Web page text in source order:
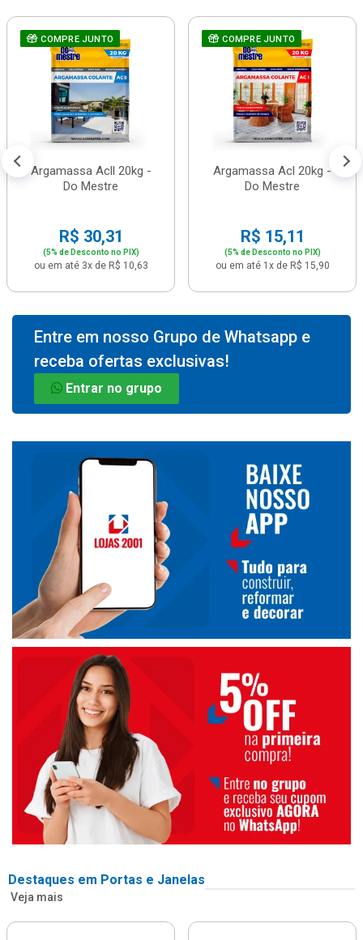
COMPRE JUNTO
Argamassa Acll 20kg -
Do Mestre
R$ 30,31
(5% de Desconto no PIX)
ou em até 3x de R$ 10,63
COMPRE JUNTO
Argamassa Acl 20kg -
Do Mestre
R$ 15,11
(5% de Desconto no PIX)
ou em até 1x de R$ 15,90
Entre em nosso Grupo de Whatsapp e
receba ofertas exclusivas!
Entrar no grupo
Destaques em Portas e Janelas
Veja mais